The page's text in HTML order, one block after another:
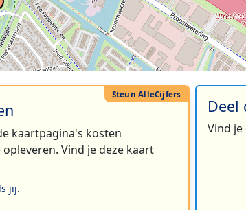
kaartpagina's kosten
Vind je deze kaart
jij.
Deel
Vind